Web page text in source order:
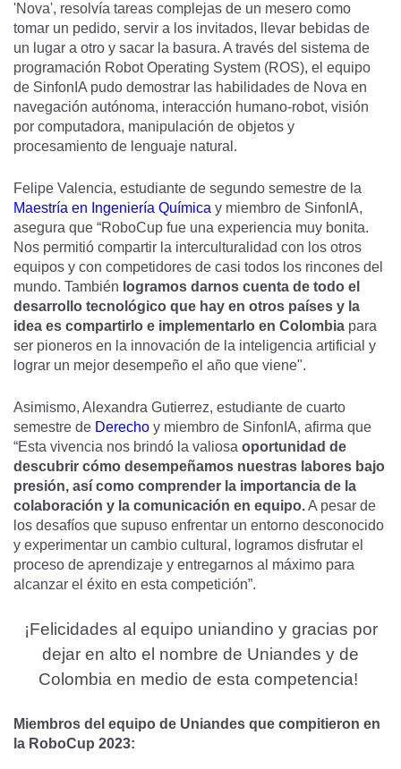
'Nova', resolvía tareas complejas de un mesero como
tomar un pedido, servir a los invitados, llevar bebidas de
un lugar a otro y sacar la basura. A través del sistema de
programación Robot Operating System (ROS), el equipo
de SinfonIA pudo demostrar las habilidades de Nova en
navegación autónoma, interacción humano-robot, visión
por computadora, manipulación de objetos y
procesamiento de lenguaje natural.
Felipe Valencia, estudiante de segundo semestre de la
Maestría en Ingeniería Química y miembro de SinfonIA,
asegura que “RoboCup fue una experiencia muy bonita.
Nos permitió compartir la interculturalidad con los otros
equipos y con competidores de casi todos los rincones del
mundo. También logramos darnos cuenta de todo el
desarrollo tecnológico que hay en otros países y la
idea es compartirlo e implementarlo en Colombia para
ser pioneros en la innovación de la inteligencia artificial y
lograr un mejor desempeño el año que viene".
Asimismo, Alexandra Gutierrez, estudiante de cuarto
semestre de Derecho y miembro de SinfonIA, afirma que
“Esta vivencia nos brindó la valiosa oportunidad de
descubrir cómo desempeñamos nuestras labores bajo
presión, así como comprender la importancia de la
colaboración y la comunicación en equipo.A pesar de
los desafíos que supuso enfrentar un entorno desconocido
y experimentar un cambio cultural, logramos disfrutar el
proceso de aprendizaje y entregarnos al máximo para
alcanzar el éxito en esta competición”.
¡Felicidades al equipo uniandino y gracias por
dejar en alto el nombre de Uniandes y de
Colombia en medio de esta competencia!
Miembros del equipo de Uniandes que compitieron en
la RoboCup 2023: